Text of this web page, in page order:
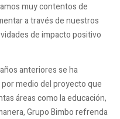
muy contentos de
a través de nuestros
de impacto positivo
anteriores se ha
medio del proyecto que
áreas como la educación,
Grupo Bimbo refrenda